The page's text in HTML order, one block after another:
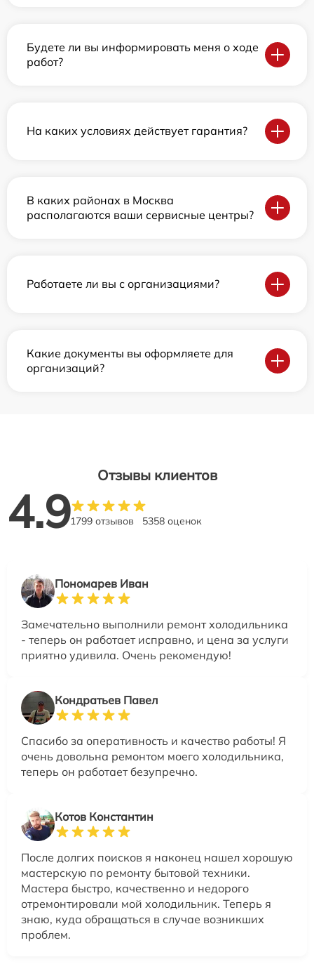
Будете ли вы информировать меня о ходе
работ?
На каких условиях действует гарантия?
В каких районах в Москва
располагаются ваши сервисные центры?
Работаете ли вы с организациями?
Какие документы вы оформляете для
организаций?
Отзывы клиентов
4.91799 отзывов 5358 оценок
Пономарев Иван
Замечательно выполнили ремонт холодильника
- теперь он работает исправно, и цена за услуги
приятно удивила. Очень рекомендую!
Кондратьев Павел
Спасибо за оперативность и качество работы! Я
очень довольна ремонтом моего холодильника,
теперь он работает безупречно.
Котов Константин
После долгих поисков я наконец нашел хорошую
мастерскую по ремонту бытовой техники.
Мастера быстро, качественно и недорого
отремонтировали мой холодильник. Теперь я
знаю, куда обращаться в случае возникших
проблем.